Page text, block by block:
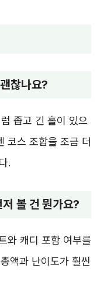
찮나요?
좁고 긴 홀이 있으
코스 조합을 조금 더
.
볼 건 뭔가요?
와 캐디 포함 여부를
액과 난이도가 훨씬